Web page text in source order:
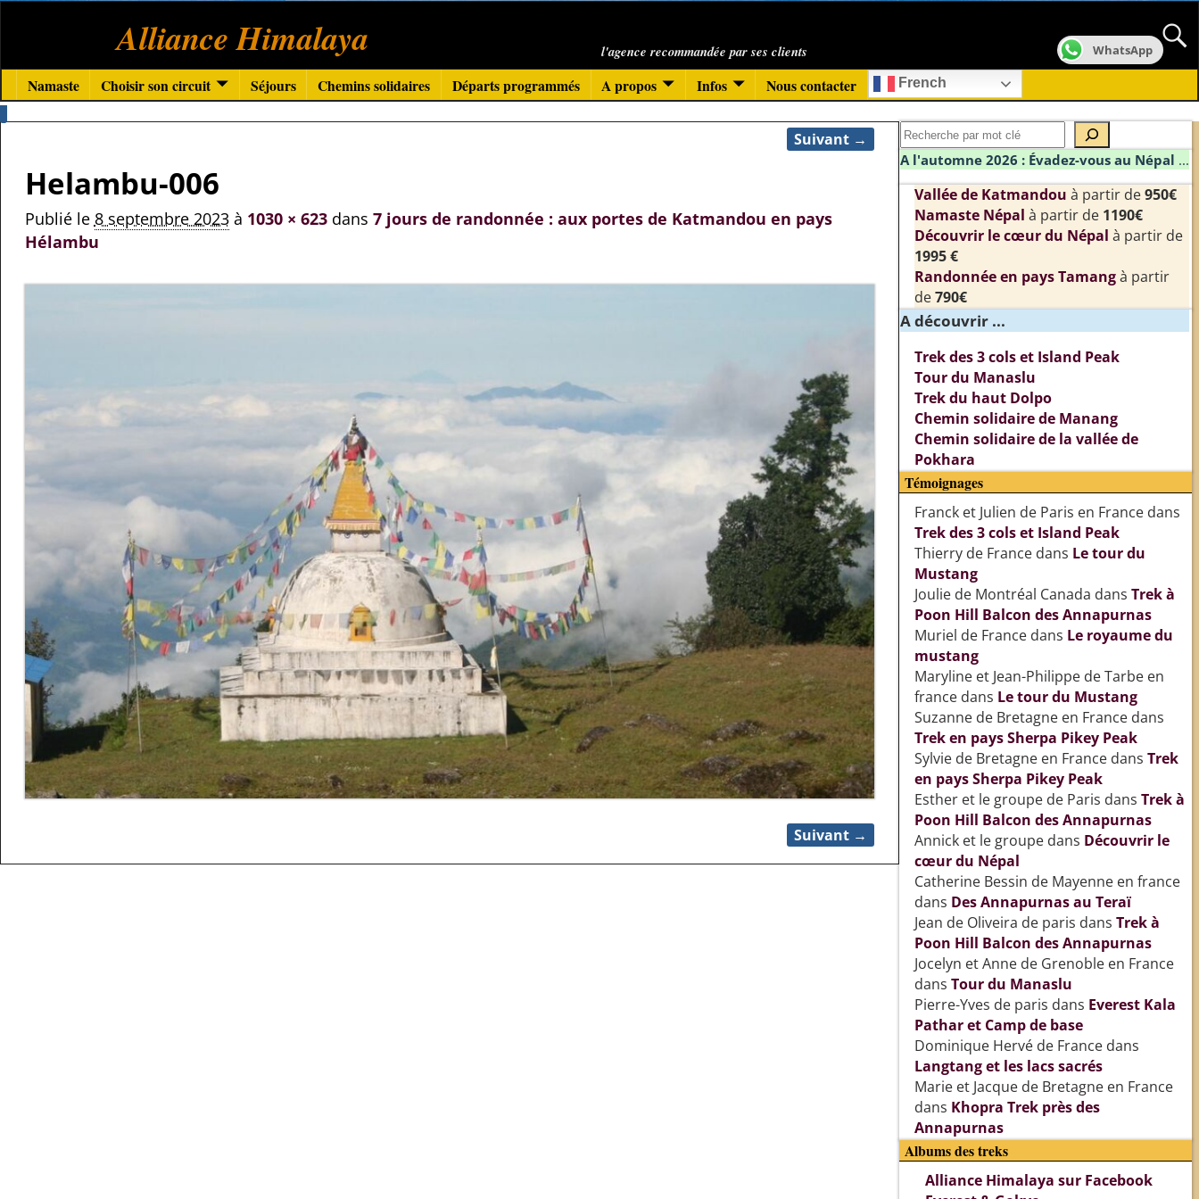
Alliance Himalaya l'agence recommandée par ses clients
Namaste Choisir son circuit Séjours Chemins solidaires Départs programmés A propos Infos Nous contacter French
Suivant →
Helambu-006
Publié le 8 septembre 2023à 1030 × 623dans 7 jours de randonnée : aux portes de Katmandou en pays
Hélambu
Suivant →
A l'automne 2026 : Évadez-vous au Népal ...
Vallée de Katmandou à partir de950€
Namaste Népal à partir de 1190€
Découvrir le cœur du Népal à partir de
1995 €
Randonnée en pays Tamangà partir
de790€
A découvrir ...
Trek des 3 cols et Island Peak
Tour du Manaslu
Trek du haut Dolpo
Chemin solidaire de Manang
Chemin solidaire de la vallée de
Pokhara
Témoignages
Franck et Julien de Paris en Francedans
Trek des 3 cols et Island Peak
Thierry de Francedans Le tour du
Mustang
Joulie de Montréal Canada dans Trek à
Poon Hill Balcon des Annapurnas
Muriel de Francedans Le royaume du
mustang
Maryline et Jean-Philippe de Tarbe en
francedans Le tour du Mustang
Suzanne de Bretagne en Francedans
Trek en pays Sherpa Pikey Peak
Sylvie de Bretagne en Francedans Trek
en pays Sherpa Pikey Peak
Esther et le groupe de Paris dans Trek à
Poon Hill Balcon des Annapurnas
Annick et le groupedans Découvrir le
cœur du Népal
Catherine Bessin de Mayenne en france
dans Des Annapurnas au Teraï
Jean de Oliveira de paris dans Trek à
Poon Hill Balcon des Annapurnas
Jocelyn et Anne de Grenoble en France
dans Tour du Manaslu
Pierre-Yves de paris dans Everest Kala
Pathar et Camp de base
Dominique Hervé de Francedans
Langtang et les lacs sacrés
Marie et Jacque de Bretagne en France
dans Khopra Trek près des
Annapurnas
Albums des treks
Alliance Himalaya sur Facebook
WhatsApp